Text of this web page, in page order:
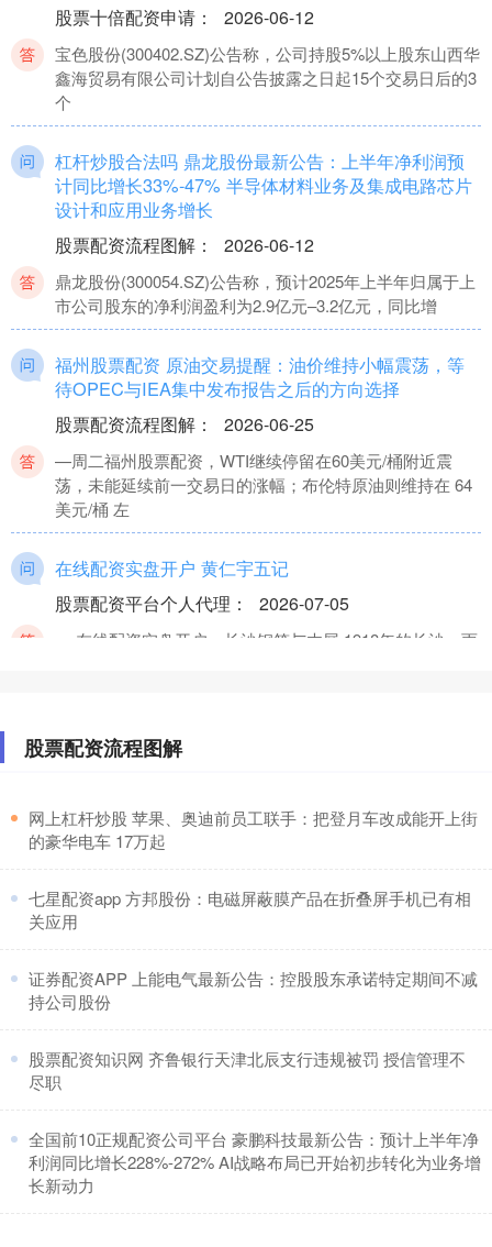
股票十倍配资申请 ： 2026-06-12
宝色股份(300402.SZ)公告称，公司持股5%以上股东山西华
鑫海贸易有限公司计划自公告披露之日起15个交易日后的3
个
杠杆炒股合法吗 鼎龙股份最新公告：上半年净利润预
计同比增长33%-47% 半导体材料业务及集成电路芯片
设计和应用业务增长
股票配资流程图解 ： 2026-06-12
鼎龙股份(300054.SZ)公告称，预计2025年上半年归属于上
市公司股东的净利润盈利为2.9亿元–3.2亿元，同比增
福州股票配资 原油交易提醒：油价维持小幅震荡，等
待OPEC与IEA集中发布报告之后的方向选择
股票配资流程图解 ： 2026-06-25
—周二福州股票配资，WTI继续停留在60美元/桶附近震
荡，未能延续前一交易日的涨幅；布伦特原油则维持在 64
美元/桶 左
在线配资实盘开户 黄仁宇五记
股票配资平台个人代理 ： 2026-07-05
一 在线配资实盘开户，长沙钢笔与木屐 1918年的长沙，雨
股票配资平台线上 走出“罗生门”，让权威调查消除“甲酰
股票配资平台个人代理 ： 2026-07-15
6月22日央视报道，针对媒体反映的“婴幼儿纸尿裤甲酰胺
委、国家疾控局高
股票配资流程图解
​网上杠杆炒股 苹果、奥迪前员工联手：把登月车改成能开上街
的豪华电车 17万起
​七星配资app 方邦股份：电磁屏蔽膜产品在折叠屏手机已有相
关应用
​证券配资APP 上能电气最新公告：控股股东承诺特定期间不减
持公司股份
​股票配资知识网 齐鲁银行天津北辰支行违规被罚 授信管理不
尽职
​全国前10正规配资公司平台 豪鹏科技最新公告：预计上半年净
利润同比增长228%-272% AI战略布局已开始初步转化为业务增
长新动力